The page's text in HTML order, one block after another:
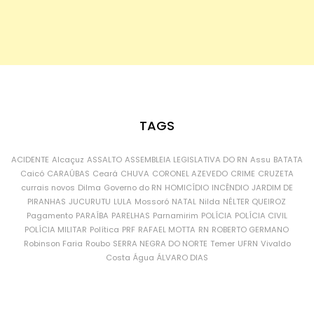
TAGS
ACIDENTE Alcaçuz ASSALTO ASSEMBLEIA LEGISLATIVA DO RN Assu BATATA
Caicó CARAÚBAS Ceará CHUVA CORONEL AZEVEDO CRIME CRUZETA
currais novos Dilma Governo do RN HOMICÍDIO INCÊNDIO JARDIM DE
PIRANHAS JUCURUTU LULA Mossoró NATAL Nilda NÉLTER QUEIROZ
Pagamento PARAÍBA PARELHAS Parnamirim POLÍCIA POLÍCIA CIVIL
POLÍCIA MILITAR Política PRF RAFAEL MOTTA RN ROBERTO GERMANO
Robinson Faria Roubo SERRA NEGRA DO NORTE Temer UFRN Vivaldo
Costa Água ÁLVARO DIAS